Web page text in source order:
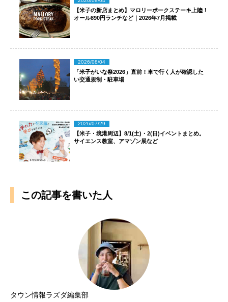
【米子の新店まとめ】マロリーポークステーキ上陸！
オール890円ランチなど｜2026年7月掲載
2026/08/04
「米子がいな祭2026」直前！車で行く人が確認した
い交通規制・駐車場
2026/07/29
【米子・境港周辺】8/1(土)・2(日)イベントまとめ。
サイエンス教室、アマゾン展など
この記事を書いた人
タウン情報ラズダ編集部